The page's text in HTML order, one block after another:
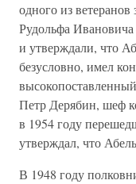
одного из
Рудольфа
и утверждали, что
безусловно, имел
Петр Дерябин, шеф
в 1954 году
утверждал, что
В 1948 году